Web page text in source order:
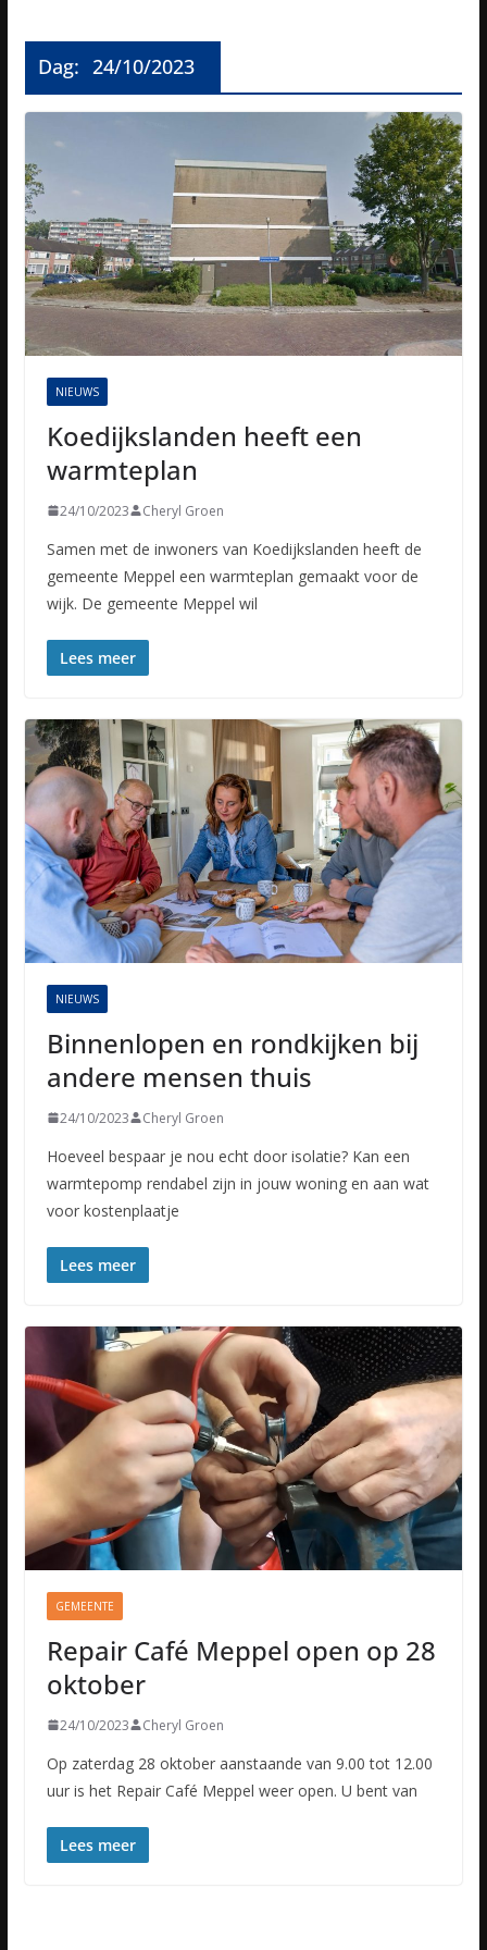
Dag: 24/10/2023
NIEUWS
Koedijkslanden heeft een
warmteplan
24/10/2023 Cheryl Groen
Samen met de inwoners van Koedijkslanden heeft de
gemeente Meppel een warmteplan gemaakt voor de
wijk. De gemeente Meppel wil
Lees meer
NIEUWS
Binnenlopen en rondkijken bij
andere mensen thuis
24/10/2023 Cheryl Groen
Hoeveel bespaar je nou echt door isolatie? Kan een
warmtepomp rendabel zijn in jouw woning en aan wat
voor kostenplaatje
Lees meer
GEMEENTE
Repair Café Meppel open op 28
oktober
24/10/2023 Cheryl Groen
Op zaterdag 28 oktober aanstaande van 9.00 tot 12.00
uur is het Repair Café Meppel weer open. U bent van
Lees meer